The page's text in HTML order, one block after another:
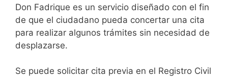
Don Fadrique es un servicio diseñado con el fin
de que el ciudadano pueda concertar una cita
para realizar algunos trámites sin necesidad de
desplazarse.​
Se puede solicitar cita previa en el Registro Civil